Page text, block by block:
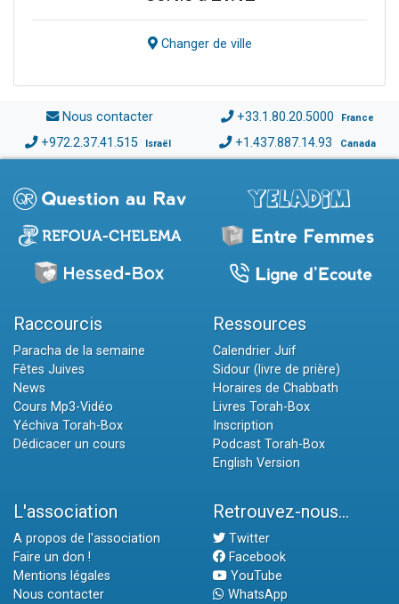
Changer de ville
Nous contacter +33.1.80.20.5000 France
+972.2.37.41.515 Israël +1.437.887.14.93 Canada
Raccourcis
Paracha de la semaine
Fêtes Juives
News
Cours Mp3-Vidéo
Yéchiva Torah-Box
Dédicacer un cours
Ressources
Calendrier Juif
Sidour (livre de prière)
Horaires de Chabbath
Livres Torah-Box
Inscription
Podcast Torah-Box
English Version
L'association
A propos de l'association
Faire un don !
Mentions légales
Nous contacter
Retrouvez-nous...
Twitter
Facebook
YouTube
WhatsApp